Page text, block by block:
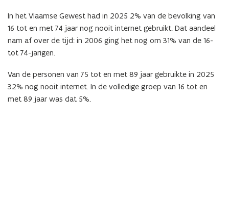
In het Vlaamse Gewest had in 2025 2% van de bevolking van
16 tot en met 74 jaar nog nooit internet gebruikt. Dat aandeel
nam af over de tijd: in 2006 ging het nog om 31% van de 16-
tot 74-jarigen.
Van de personen van 75 tot en met 89 jaar gebruikte in 2025
32% nog nooit internet. In de volledige groep van 16 tot en
met 89 jaar was dat 5%.